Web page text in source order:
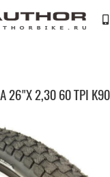
2,30 60 TPI